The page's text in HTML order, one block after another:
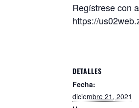
Regístrese con
https://
DETALLES
Fecha:
diciembre 21, 2021